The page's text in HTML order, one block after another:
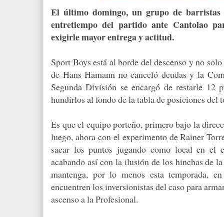
El último domingo, un grupo de
entretiempo del partido ante Cantolao
exigirle mayor entrega y actitud.
Sport Boys está al borde del descenso y no
de Hans Hamann no canceló deudas y la
Segunda División se encargó de restarle 12
hundirlos al fondo de la tabla de posiciones del
Es que el equipo porteño, primero bajo la
luego, ahora con el experimento de Rainer
sacar los puntos jugando como local en el
acabando así con la ilusión de los hinchas de
mantenga, por lo menos esta temporada,
encuentren los inversionistas del caso para
ascenso a la Profesional.